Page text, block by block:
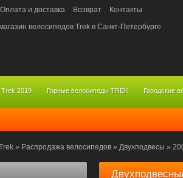
Оплата и доставка Возврат Контакты
2019 Горные велосипеды TREK Городские
» Распродажа велосипедов » Двухподвесы »